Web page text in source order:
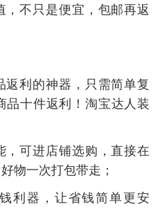
，不只是便宜，包邮再返
返利的神器，只需简单复
品十件返利！淘宝达人装
，可进店铺选购，直接在
物一次打包带走；
利器，让省钱简单更安